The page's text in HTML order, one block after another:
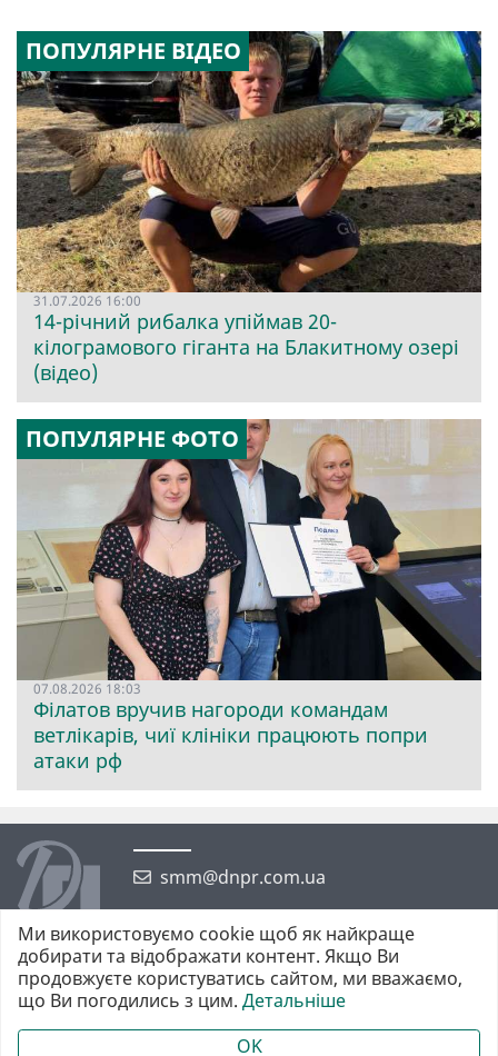
ПОПУЛЯРНЕ ВІДЕО
31.07.2026 16:00
14-річний рибалка упіймав 20-
кілограмового гіганта на Блакитному озері
(відео)
ПОПУЛЯРНЕ ФОТО
07.08.2026 18:03
Філатов вручив нагороди командам
ветлікарів, чиї клініки працюють попри
атаки рф
smm@dnpr.com.ua
©2026 https://dnpr.com.ua Дніпровська порадниця
Всі права захищені. При повному або частковому використанні
матеріалів обов'язкове активне гіперпосилання у першому абзаці.
Ми використовуємо cookie щоб як найкраще
добирати та відображати контент. Якщо Ви
продовжуєте користуватись сайтом, ми вважаємо,
що Ви погодились з цим. Детальніше
OK